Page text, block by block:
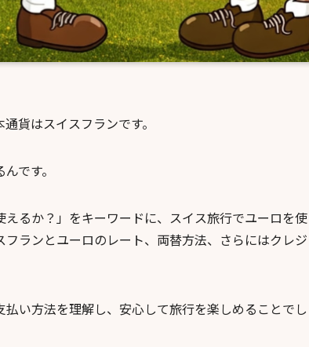
貨はスイスフランです。
です。
るか？」をキーワードに、スイス旅行でユーロを
ランとユーロのレート、両替方法、さらにはクレ
い方法を理解し、安心して旅行を楽しめることで